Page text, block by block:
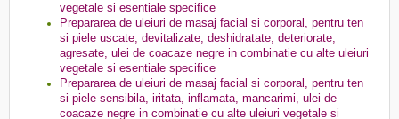
vegetale si esentiale specifice
Prepararea de uleiuri de masaj facial si corporal, pentru ten
si piele uscate, devitalizate, deshidratate, deteriorate,
agresate, ulei de coacaze negre in combinatie cu alte uleiuri
vegetale si esentiale specifice
Prepararea de uleiuri de masaj facial si corporal, pentru ten
si piele sensibila, iritata, inflamata, mancarimi, ulei de
coacaze negre in combinatie cu alte uleiuri vegetale si